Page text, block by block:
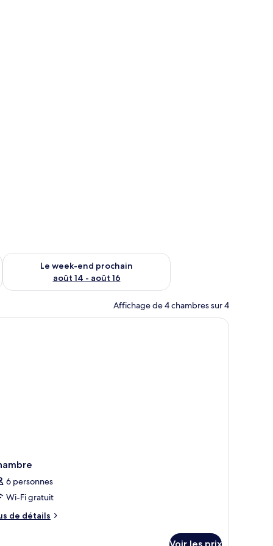
août 7 - août 9
Le week-end prochain
août 14 - août 16
Vérifier la disponibilité pour le week-end prochain août 14 -
Affichage de 4 chambres sur 4
Wi-Fi gratuit, draps fournis
6 personnes
Wi-Fi gratuit
de détails